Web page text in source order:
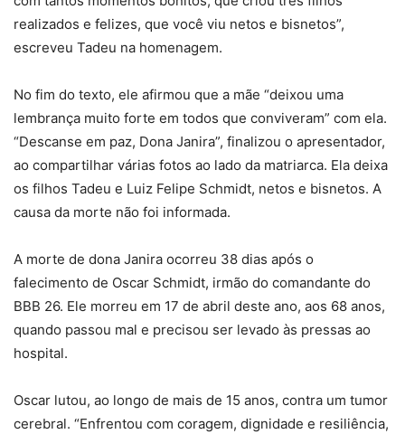
realizados e felizes, que você viu netos e bisnetos”,
escreveu Tadeu na homenagem.
No fim do texto, ele afirmou que a mãe “deixou uma
lembrança muito forte em todos que conviveram” com ela.
“Descanse em paz, Dona Janira”, finalizou o apresentador,
ao compartilhar várias fotos ao lado da matriarca. Ela deixa
os filhos Tadeu e Luiz Felipe Schmidt, netos e bisnetos. A
causa da morte não foi informada.
A morte de dona Janira ocorreu 38 dias após o
falecimento de Oscar Schmidt, irmão do comandante do
BBB 26. Ele morreu em 17 de abril deste ano, aos 68 anos,
quando passou mal e precisou ser levado às pressas ao
hospital.
Oscar lutou, ao longo de mais de 15 anos, contra um tumor
cerebral. “Enfrentou com coragem, dignidade e resiliência,